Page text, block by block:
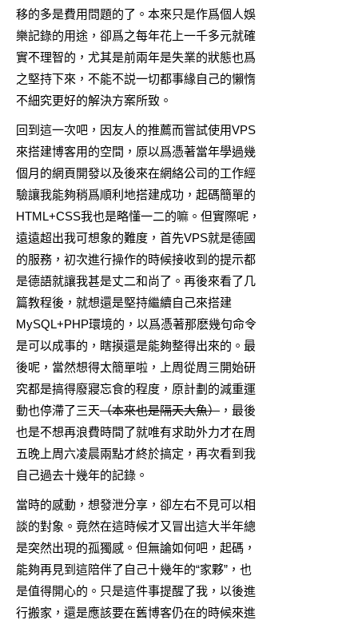
移的多是費用問題的了。本來只是作爲個人娛
樂記錄的用途，卻爲之每年花上一千多元就確
實不理智的，尤其是前兩年是失業的狀態也爲
之堅持下來，不能不説一切都事緣自己的懶惰
不細究更好的解決方案所致。
回到這一次吧，因友人的推薦而嘗試使用VPS
來搭建博客用的空間，原以爲憑著當年學過幾
個月的網頁開發以及後來在網絡公司的工作經
驗讓我能夠稍爲順利地搭建成功，起碼簡單的
HTML+CSS我也是略懂一二的嘛。但實際呢，
遠遠超出我可想象的難度，首先VPS就是德國
的服務，初次進行操作的時候接收到的提示都
是德語就讓我甚是丈二和尚了。再後來看了几
篇教程後，就想還是堅持繼續自己來搭建
MySQL+PHP環境的，以爲憑著那麽幾句命令
是可以成事的，瞎摸還是能夠整得出來的。最
後呢，當然想得太簡單啦，上周從周三開始研
究都是搞得廢寢忘食的程度，原計劃的減重運
動也停滯了三天（本來也是隔天大魚） ，最後
也是不想再浪費時間了就唯有求助外力才在周
五晚上周六凌晨兩點才終於搞定，再次看到我
自己過去十幾年的記錄。
當時的感動，想發泄分享，卻左右不見可以相
談的對象。竟然在這時候才又冒出這大半年總
是突然出現的孤獨感。但無論如何吧，起碼，
能夠再見到這陪伴了自己十幾年的“家夥”，也
是值得開心的。只是這件事提醒了我，以後進
行搬家，還是應該要在舊博客仍在的時候來進